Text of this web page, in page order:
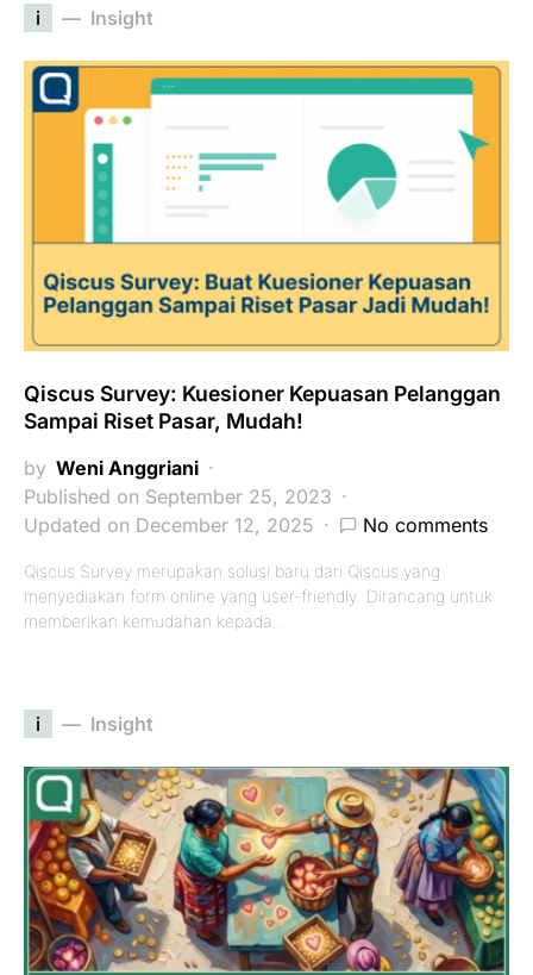
i Insight
Qiscus Survey: Kuesioner Kepuasan Pelanggan
Sampai Riset Pasar, Mudah!
by Weni Anggriani
Published on September 25, 2023
Updated on December 12, 2025
No comments
Qiscus Survey merupakan solusi baru dari Qiscus yang
menyediakan form online yang user-friendly. Dirancang untuk
memberikan kemudahan kepada…
i Insight